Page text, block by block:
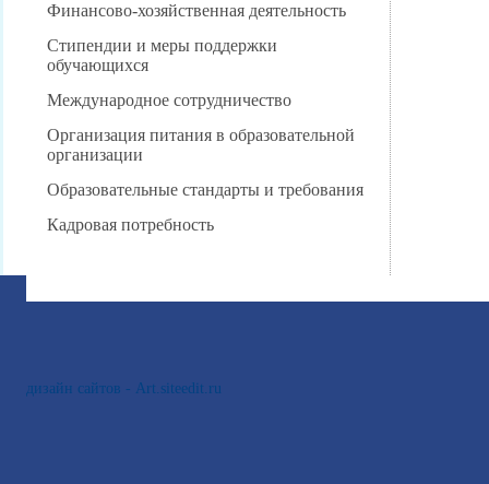
Финансово-хозяйственная деятельность
Стипендии и меры поддержки
обучающихся
Международное сотрудничество
Организация питания в образовательной
организации
Образовательные стандарты и требования
Кадровая потребность
дизайн сайтов - Art.siteedit.ru